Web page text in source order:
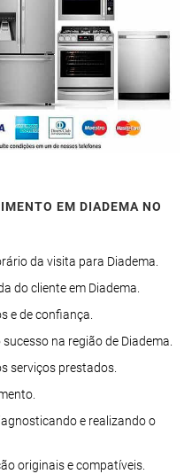
EM DIADEMA NO
da visita para Diadema.
do cliente em Diadema.
e de confiança.
na região de Diadema.
serviços prestados.
e realizando o
originais e compatíveis.